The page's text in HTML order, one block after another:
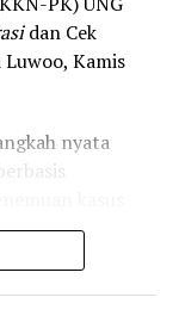
inklusivitas
Gorontalo
pemerintah
makin
dan Cek
Kamis
nyata
rantai
menjadi salah